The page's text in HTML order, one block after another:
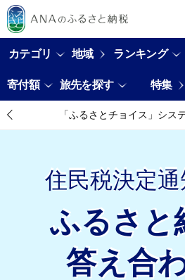
カテゴリ 地域 ランキング
寄付額 旅先を探す 特集
「ふるさとチョイス」シス
住民税決定通
ふるさと
答え合
住民税決定通
ふるさと
答え合